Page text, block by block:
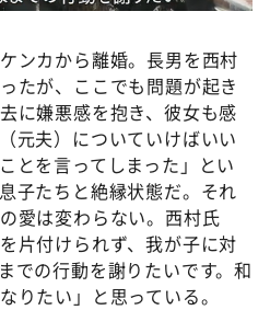
ンカから離婚。長男を西村
たが、ここでも問題が起き
に嫌悪感を抱き、彼女も感
元夫）についていけばいい
とを言ってしまった」とい
子たちと絶縁状態だ。それ
愛は変わらない。西村氏
片付けられず、我が子に対
での行動を謝りたいです。和
りたい」と思っている。